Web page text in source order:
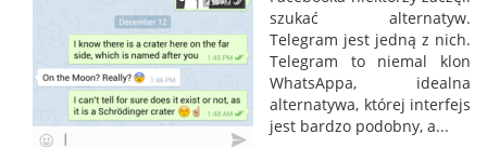
szukać alternatyw.
Telegram jest jedną z nich.
Telegram to niemal klon
WhatsAppa, idealna
alternatywa, której interfejs
jest bardzo podobny, a...